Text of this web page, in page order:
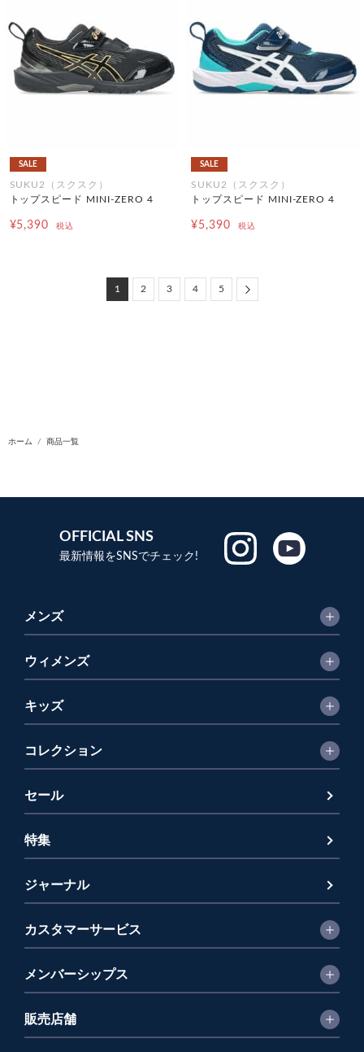
SALE
SUKU2（スクスク）
トップスピード MINI-ZERO 4
¥5,390 税込
SALE
SUKU2（スクスク）
トップスピード MINI-ZERO 4
¥5,390 税込
1 2 3 4 5 Next
ホーム 商品一覧
OFFICIAL SNS
最新情報をSNSでチェック!
メンズ
ウィメンズ
キッズ
コレクション
セール
特集
ジャーナル
カスタマーサービス
メンバーシップス
販売店舗